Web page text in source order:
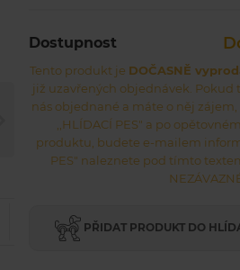
Dostupnost
Tento produkt je DOČASNĚ
již uzavřených objednávek. Pokud
nás objednané a máte o něj
,,HLÍDACÍ PES" a po
produktu, budete e-mailem
PES" naleznete pod tímto
PŘIDAT PRODUKT DO